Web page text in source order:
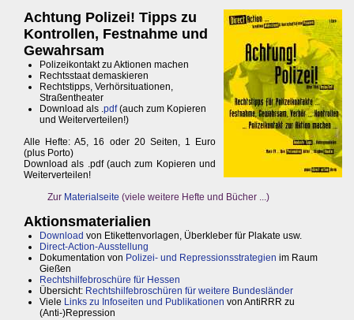
Achtung Polizei! Tipps zu
Kontrollen, Festnahme und
Gewahrsam
Polizeikontakt zu Aktionen machen
Rechtsstaat demaskieren
Rechtstipps, Verhörsituationen,
Straßentheater
Download als .pdf(auch zum Kopieren
und Weiterverteilen!)
Alle Hefte: A5, 16 oder 20 Seiten, 1 Euro
(plus Porto)
Download als .pdf (auch zum Kopieren und
Weiterverteilen!
Zur Materialseite (viele weitere Hefte und Bücher ...)
Aktionsmaterialien
Download von Etikettenvorlagen, Überkleber für Plakate usw.
Direct-Action-Ausstellung
Dokumentation von Polizei- und Repressionsstrategien im Raum
Gießen
Rechtshilfebroschüre für Hessen
Übersicht: Rechtshilfebroschüren für weitere Bundesländer
Viele Links zu Infoseiten und Publikationen von AntiRRR zu
(Anti-)Repression